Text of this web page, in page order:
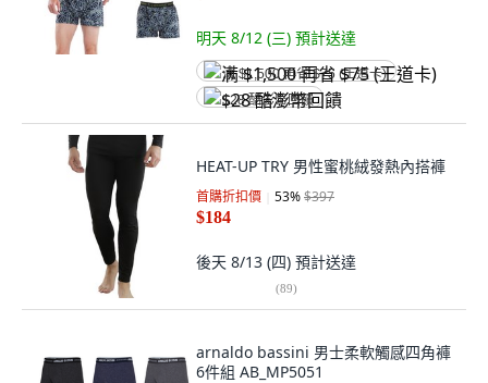
明天 8/12 (三) 預計送達
满 $1,500 再省 $75 (王道卡)
$28 酷澎幣回饋
HEAT-UP TRY 男性蜜桃絨發熱內搭褲
首購折扣價 53%$397
$184
後天 8/13 (四) 預計送達
(89)
arnaldo bassini 男士柔軟觸感四角褲
6件組 AB_MP5051